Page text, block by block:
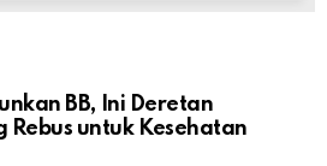
BB, Ini Deretan
untuk Kesehatan